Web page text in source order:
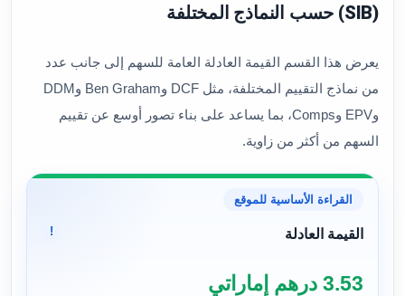
(SIB) حسب النماذج المختلفة
يعرض هذا القسم القيمة العادلة العامة للسهم إلى جانب عدد
من نماذج التقييم المختلفة، مثل DCF وBen Graham وDDM
وEPV وComps، بما يساعد على بناء تصور أوسع عن تقييم
السهم من أكثر من زاوية.
القراءة الأساسية للموقع
القيمة العادلة !
3.53 درهم إماراتي